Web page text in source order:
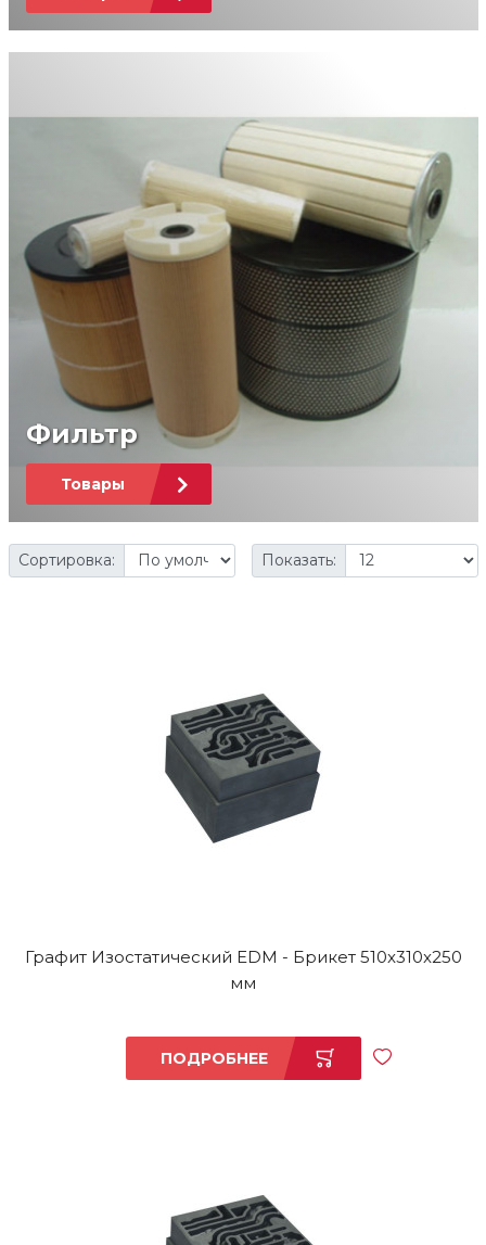
Фильтр
Товары
Сортировка: Показать:
Графит Изостатический EDM - Брикет 510x310x250
мм
ПОДРОБНЕЕ